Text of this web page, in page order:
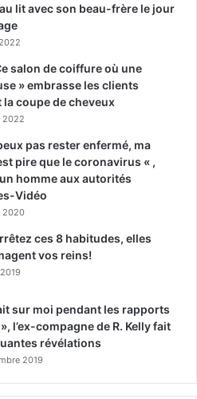
lit avec son beau-frère le jour
salon de coiffure où une
» embrasse les clients
la coupe de cheveux
2022
pas rester enfermé, ma
pire que le coronavirus « ,
homme aux autorités
Vidéo
2020
ces 8 habitudes, elles
vos reins!
sur moi pendant les rapports
l’ex-compagne de R. Kelly fait
révélations
2019